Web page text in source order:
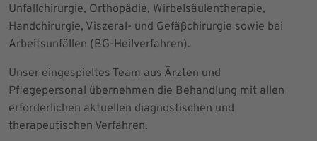
Unfallchirurgie, Orthopädie, Wirbelsäulentherapie,
Handchirurgie, Viszeral- und Gefäßchirurgie sowie bei
Arbeitsunfällen (BG-Heilverfahren).
Unser eingespieltes Team aus Ärzten und
Pflegepersonal übernehmen die Behandlung mit allen
erforderlichen aktuellen diagnostischen und
therapeutischen Verfahren.